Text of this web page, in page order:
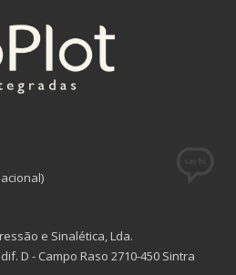
e Sinalética, Lda.
D - Campo Raso 2710-450 Sintra